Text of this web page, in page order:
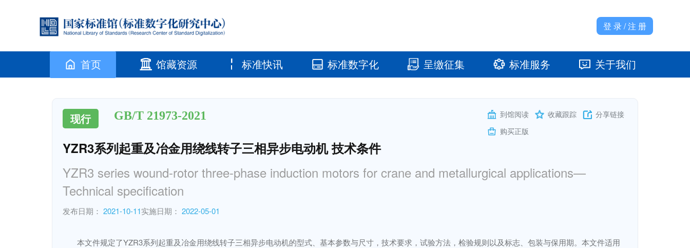
登 录 / 注 册
首页 馆藏资源 标准快讯 标准数字化 呈缴征集 标准服务 关于我们
现行 GB/T 21973-2021 到馆阅读 收藏跟踪
分享链接
购买正版
YZR3系列起重及冶金用绕线转子三相异步电动机 技术条件
YZR3 series wound-rotor three-phase induction motors for crane and metallurgical applications—
Technical specification
发布日期： 2021-10-11实施日期： 2022-05-01
本文件规定了YZR3系列起重及冶金用绕线转子三相异步电动机的型式、基本参数与尺寸，技术要求，试验方法，检验规则以及标志、包装与保用期。本文件适用